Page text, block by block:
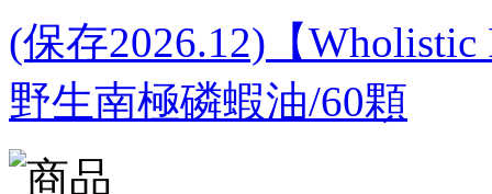
(保存2026.12)【
野生南極磷蝦油/60顆